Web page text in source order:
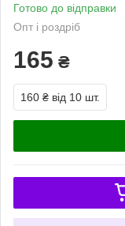
Готово до відправки
Опт і роздріб
165 ₴
160 ₴ від 10 шт.